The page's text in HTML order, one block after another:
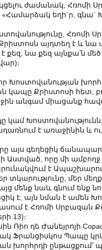
ժամանակ,
եղի´ր, գնա´
Հռոմի
այդտեղ է և նա
քեզ, նա քեզ այնքա՛ն
Խոստովանության
կապը Քրիստոսի հետ,
անգամ միացանք
Խոստովանությունն,
է առաջինին և
այս գեղեցիկ
Աստված, որը մի ամբողջ
է
տկարությունը, մեր
մենք նաև գնում ենք
է, այն նման է ամեն
ասում է Հռոմի
13)։
Ռիո դե Ժանեյրոյի
Ֆրանցիսկոս Պապը
խորհրդի ընթացքում՝